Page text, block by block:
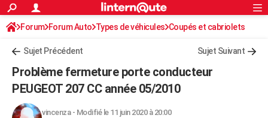
ACTUALITÉS
Politique
Société
Faits Divers
Education
Monde
Villes
+
Programme TV
TNTStreaming
Cinéma
Sorties cinéma
Musique
+FINANCE
Retraite
Impôts
Epargne
Immobilier
Risques naturels par ville
Banque
Assurance
Crédit
AUTO
Rechercher
S'inscrire
Connexion
Forum Forum Auto Types de véhicules Coupés et cabriolets
Sujet Précédent Sujet Suivant
Problème fermeture porte conducteur
PEUGEOT 207 CC année 05/2010
vincenza- Modifié le 11 juin 2020 à 20:00